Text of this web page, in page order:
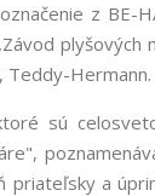
z BE-
Teddy-Hermann.
sú
a